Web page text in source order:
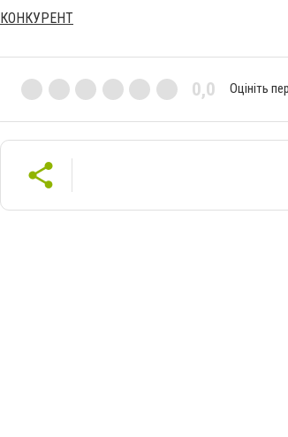
КОНКУРЕНТ
0,0 Оцініть